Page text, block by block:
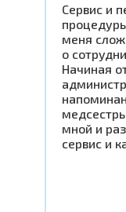
Сервис и
меня
о
Начиная
мной и
сервис и